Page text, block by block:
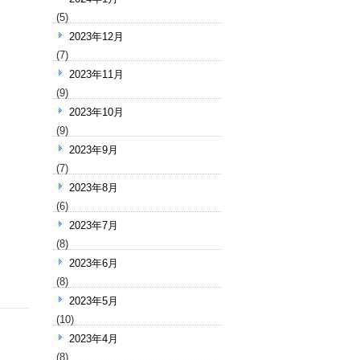
(5)
2023年12月
(7)
2023年11月
(9)
2023年10月
(9)
2023年9月
(7)
2023年8月
(6)
2023年7月
(8)
2023年6月
(8)
2023年5月
(10)
2023年4月
(8)